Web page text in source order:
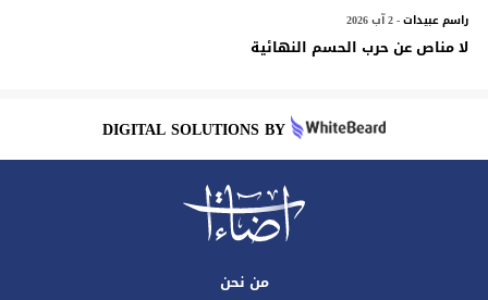
راسم عبيدات- 2 آب 2026
لا مناص عن حرب الحسم النهائية
DIGITAL SOLUTIONS BY
من نحن